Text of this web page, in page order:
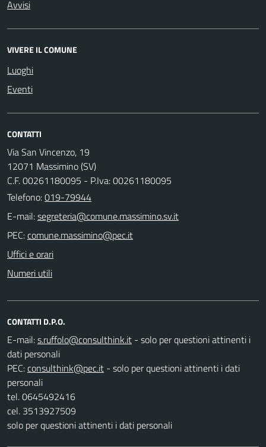
Avvisi
VIVERE IL COMUNE
Luoghi
Eventi
CONTATTI
Via San Vincenzo, 19
12071 Massimino (SV)
C.F. 00261180095 - P.Iva: 00261180095
Telefono:019-79944
E-mail:
PEC:
Uffici e orari
Numeri utili
CONTATTI D.P.O.
E-mail:
- solo per questioni attinenti i
dati personali
PEC:
- solo per questioni attinenti i dati
personali
tel. 0645492416
cel. 3513927509
solo per questioni attinenti i dati personali